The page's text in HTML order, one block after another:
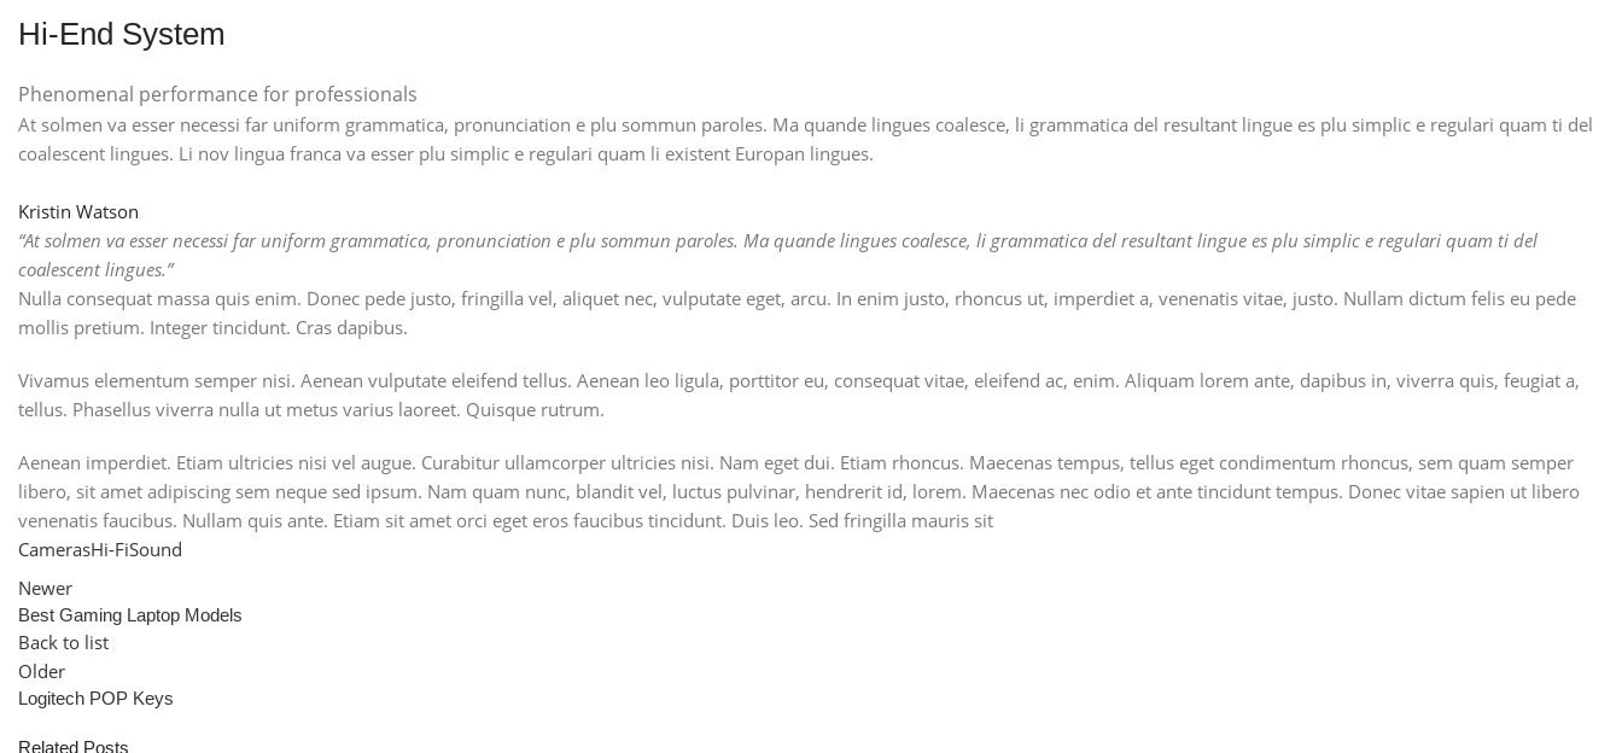
Hi-End System
Phenomenal performance for professionals
At solmen va esser necessi far uniform grammatica, pronunciation e plu sommun paroles. Ma quande lingues coalesce, li grammatica del resultant lingue es plu simplic e regulari quam ti del
coalescent lingues. Li nov lingua franca va esser plu simplic e regulari quam li existent Europan lingues.
Kristin Watson
“At solmen va esser necessi far uniform grammatica, pronunciation e plu sommun paroles. Ma quande lingues coalesce, li grammatica del resultant lingue es plu simplic e regulari quam ti del
coalescent lingues.”
Nulla consequat massa quis enim. Donec pede justo, fringilla vel, aliquet nec, vulputate eget, arcu. In enim justo, rhoncus ut, imperdiet a, venenatis vitae, justo. Nullam dictum felis eu pede
mollis pretium. Integer tincidunt. Cras dapibus.
Vivamus elementum semper nisi. Aenean vulputate eleifend tellus. Aenean leo ligula, porttitor eu, consequat vitae, eleifend ac, enim. Aliquam lorem ante, dapibus in, viverra quis, feugiat a,
tellus. Phasellus viverra nulla ut metus varius laoreet. Quisque rutrum.
Aenean imperdiet. Etiam ultricies nisi vel augue. Curabitur ullamcorper ultricies nisi. Nam eget dui. Etiam rhoncus. Maecenas tempus, tellus eget condimentum rhoncus, sem quam semper
libero, sit amet adipiscing sem neque sed ipsum. Nam quam nunc, blandit vel, luctus pulvinar, hendrerit id, lorem. Maecenas nec odio et ante tincidunt tempus. Donec vitae sapien ut libero
venenatis faucibus. Nullam quis ante. Etiam sit amet orci eget eros faucibus tincidunt. Duis leo. Sed fringilla mauris sit
CamerasHi-FiSound
Newer
Best Gaming Laptop Models
Back to list
Older
Logitech POP Keys
Related Posts